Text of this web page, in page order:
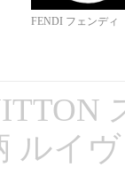
FENDI フェンディ
ルイ